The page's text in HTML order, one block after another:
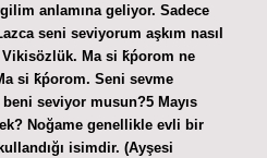
anlamına geliyor. Sadece
seni seviyorum aşkım nasıl
Vikisözlük. Ma si ǩṕorom ne
si ǩṕorom. Seni sevme
seviyor musun?5 Mayıs
Noğame genellikle evli bir
isimdir. (Ayşesi